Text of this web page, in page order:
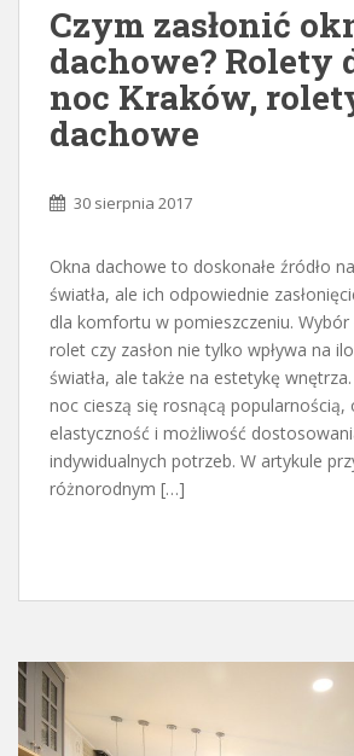
Czym zasłonić
dachowe? Rolety
noc Kraków,
dachowe
30 sierpnia 2017
Okna dachowe to doskonałe źródło
światła, ale ich odpowiednie
dla komfortu w pomieszczeniu.
rolet czy zasłon nie tylko wpływa na
światła, ale także na estetykę
noc cieszą się rosnącą popularnością,
elastyczność i możliwość
indywidualnych potrzeb. W artykule
różnorodnym […]